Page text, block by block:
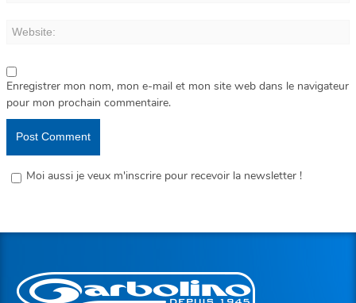
Enregistrer mon nom, mon e-mail et mon site web dans le navigateur
pour mon prochain commentaire.
Moi aussi je veux m'inscrire pour recevoir la newsletter !